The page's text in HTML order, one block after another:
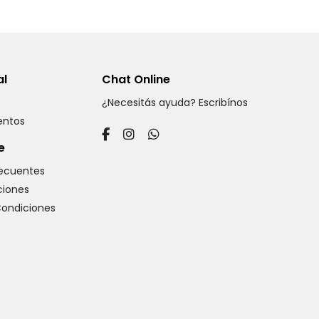
Chat Online
¿Necesitás ayuda? Escribínos